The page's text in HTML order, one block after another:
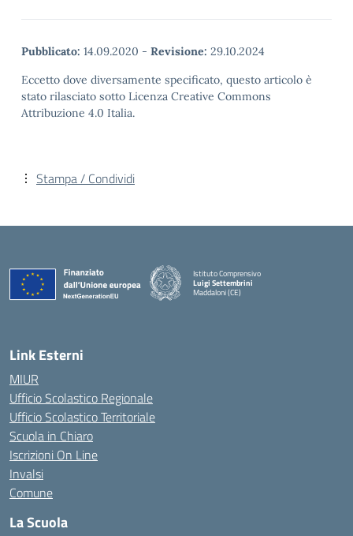
Pubblicato: 14.09.2020 - Revisione: 29.10.2024
Eccetto dove diversamente specificato, questo articolo è
stato rilasciato sotto Licenza Creative Commons
Attribuzione 4.0 Italia.
Stampa / Condividi
Istituto Comprensivo
Luigi Settembrini
Maddaloni (CE)
Link Esterni
MIUR
Ufficio Scolastico Regionale
Ufficio Scolastico Territoriale
Scuola in Chiaro
Iscrizioni On Line
Invalsi
Comune
La Scuola